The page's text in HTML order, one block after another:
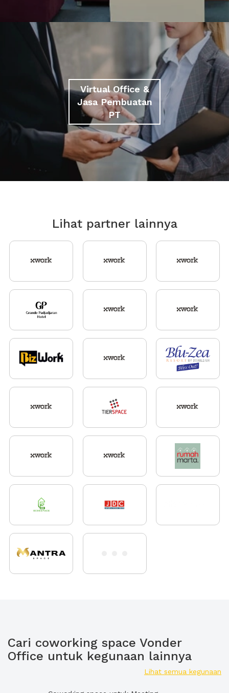
Virtual Office &
Jasa Pembuatan
PT
Lihat partner lainnya
Cari coworking space Vonder
Office untuk kegunaan lainnya
Lihat semua kegunaan